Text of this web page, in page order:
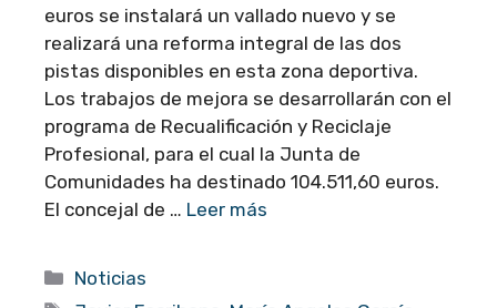
euros se instalará un vallado nuevo y se
realizará una reforma integral de las dos
pistas disponibles en esta zona deportiva.
Los trabajos de mejora se desarrollarán con el
programa de Recualificación y Reciclaje
Profesional, para el cual la Junta de
Comunidades ha destinado 104.511,60 euros.
El concejal de … Leer más
Categorías
Noticias